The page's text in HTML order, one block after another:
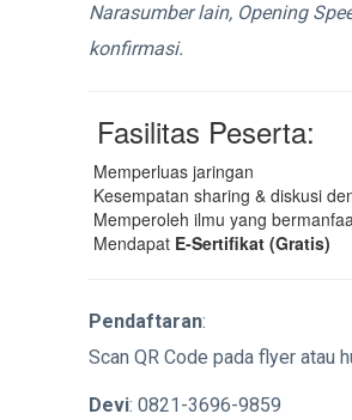
Narasumber lain, Opening
konfirmasi.
Fasilitas Peserta:
Memperluas jaringan
Kesempatan sharing & diskusi
Memperoleh ilmu yang
Mendapat E-Sertifikat (Gratis)
Pendaftaran:
Scan QR Code pada flyer atau
Devi: 0821-3696-9859